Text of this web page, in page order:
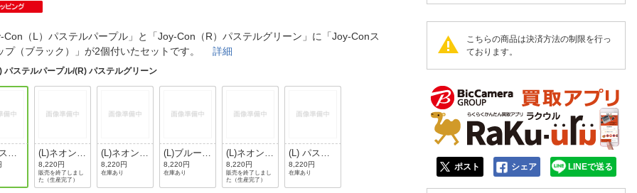
English / 中文
Con（L）パステルパープル」と「Joy-Con（R）パステルグリーン」に「Joy-Conス
プ（ブラック）」が2個付いたセットです。詳細
パステルパープル/(R) パステルグリーン
テ
リー
(L)ネオンレ
ッド/（R)
ネオンブル
ー
8,220円
販売を終了しまし
た（生産完了）
(L)ネオング
リーン/
（R)ネオン
ピンク
8,220円
在庫あり
(L)ブルー/
（R)ネオン
イエロー
8,220円
在庫あり
(L)ネオンパ
ープル/
（R)ネオン
オレンジ
8,220円
販売を終了しまし
た（生産完了）
(L) パステ
ルピン
ク/(R) パス
テルイエロ
8,220円
在庫あり
こちらの商品は決済方法の制限を行っ
ております。
ポスト シェア LINEで送る